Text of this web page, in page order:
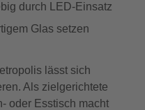
durch LED-Einsatz
Glas setzen
lässt sich
Als zielgerichtete
oder Esstisch macht